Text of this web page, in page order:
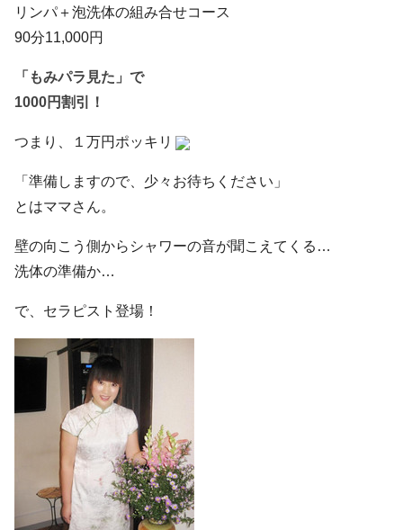
リンパ＋泡洗体の組み合せコース
90分11,000円
「もみパラ見た」で
1000円割引！
つまり、１万円ポッキリ
「準備しますので、少々お待ちください」
とはママさん。
壁の向こう側からシャワーの音が聞こえてくる…
洗体の準備か…
で、セラピスト登場！